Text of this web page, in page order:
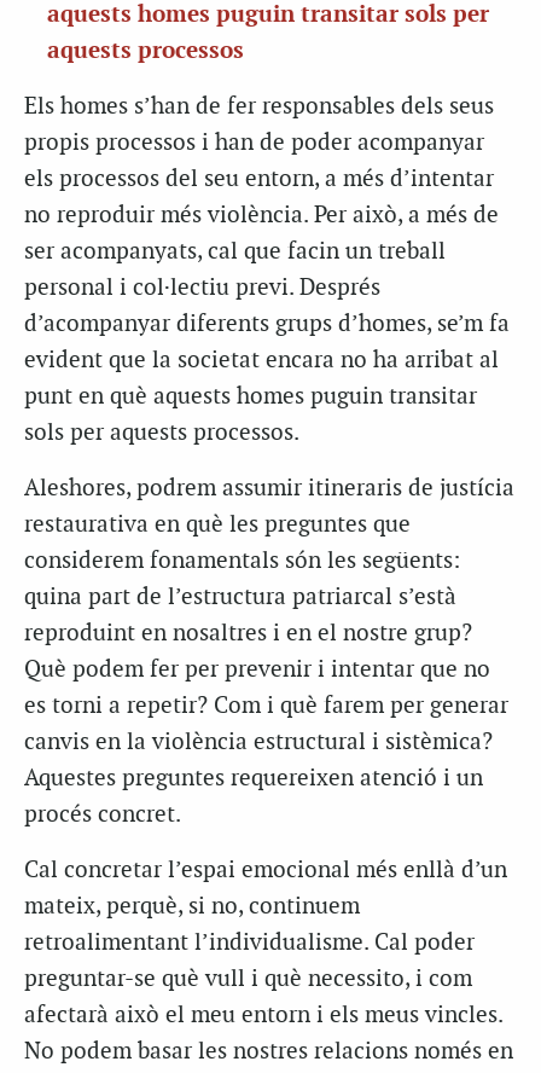
aquests homes puguin transitar sols per
aquests processos
Els homes s’han de fer responsables dels seus
propis processos i han de poder acompanyar
els processos del seu entorn, a més d’intentar
no reproduir més violència. Per això, a més de
ser acompanyats, cal que facin un treball
personal i col·lectiu previ. Després
d’acompanyar diferents grups d’homes, se’m fa
evident que la societat encara no ha arribat al
punt en què aquests homes puguin transitar
sols per aquests processos.
Aleshores, podrem assumir itineraris de justícia
restaurativa en què les preguntes que
considerem fonamentals són les següents:
quina part de l’estructura patriarcal s’està
reproduint en nosaltres i en el nostre grup?
Què podem fer per prevenir i intentar que no
es torni a repetir? Com i què farem per generar
canvis en la violència estructural i sistèmica?
Aquestes preguntes requereixen atenció i un
procés concret.
Cal concretar l’espai emocional més enllà d’un
mateix, perquè, si no, continuem
retroalimentant l’individualisme. Cal poder
preguntar-se què vull i què necessito, i com
afectarà això el meu entorn i els meus vincles.
No podem basar les nostres relacions només en